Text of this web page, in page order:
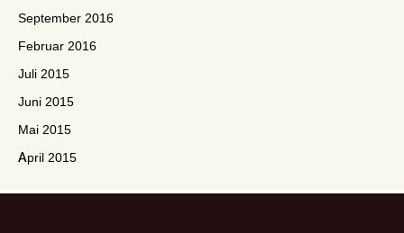
September 2016
Februar 2016
Juli 2015
Juni 2015
Mai 2015
April 2015